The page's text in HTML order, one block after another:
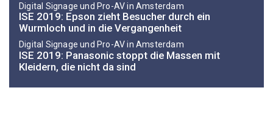
Digital Signage und Pro-AV in Amsterdam
ISE 2019: Epson zieht Besucher durch ein
Wurmloch und in die Vergangenheit
Digital Signage und Pro-AV in Amsterdam
ISE 2019: Panasonic stoppt die Massen mit
Kleidern, die nicht da sind